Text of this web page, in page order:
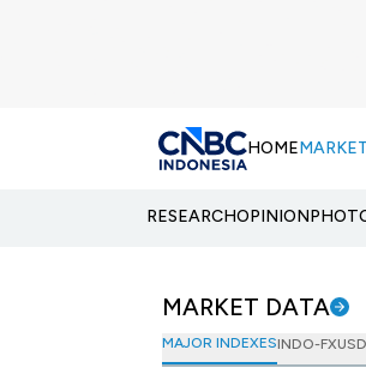
HOME
RESEARCHOPINION
MARKET DATA
MAJOR INDEXESINDO-FX